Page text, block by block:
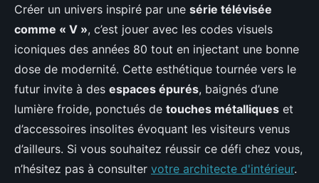
Créer un univers inspiré par une série télévisée
comme « V », c’est jouer avec les codes visuels
iconiques des années 80 tout en injectant une bonne
dose de modernité. Cette esthétique tournée vers le
futur invite à des espaces épurés, baignés d’une
lumière froide, ponctués de touches métalliques et
d’accessoires insolites évoquant les visiteurs venus
d’ailleurs. Si vous souhaitez réussir ce défi chez vous,
n’hésitez pas à consulter votre architecte d'intérieur.